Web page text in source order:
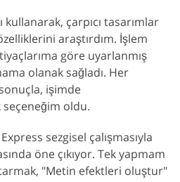
çarpıcı tasarımlar
araştırdım. İşlem
göre uyarlanmış
olanak sağladı. Her
işimde
oldu.
sezgisel çalışmasıyla
öne çıkıyor. Tek yapmam
"Metin efektleri oluştur"